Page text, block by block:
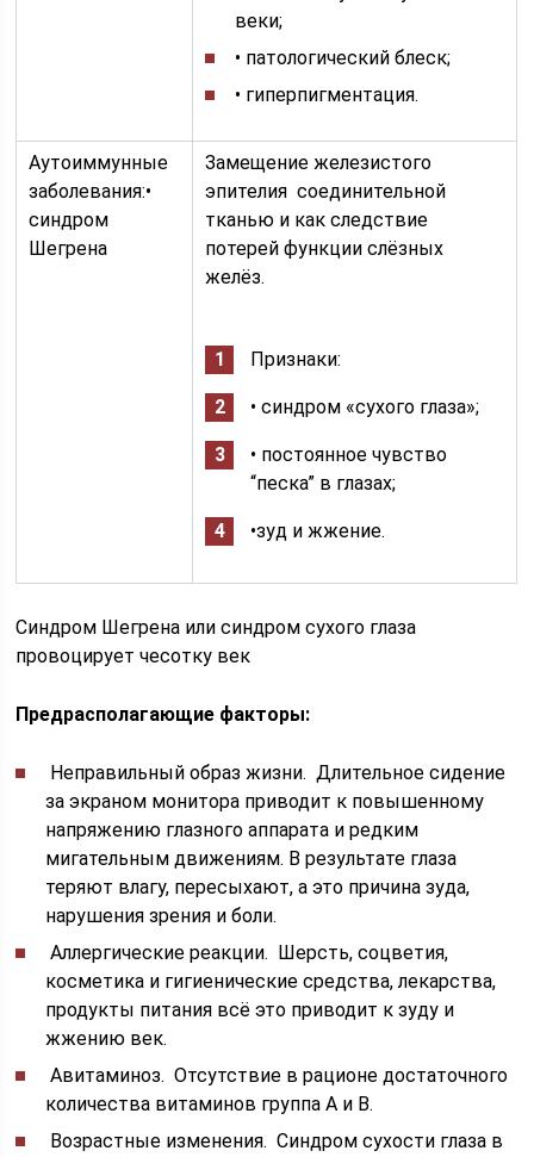
веки;
• патологический блеск;
• гиперпигментация.
Аутоиммунные
заболевания:•
синдром
Шегрена
Замещение железистого
эпителия соединительной
тканью и как следствие
потерей функции слёзных
желёз.
Признаки:
• синдром «сухого глаза»;
• постоянное чувство
“песка” в глазах;
•зуд и жжение.
Синдром Шегрена или синдром сухого глаза
провоцирует чесотку век
Предрасполагающие факторы:
Неправильный образ жизни. Длительное сидение
за экраном монитора приводит к повышенному
напряжению глазного аппарата и редким
мигательным движениям. В результате глаза
теряют влагу, пересыхают, а это причина зуда,
нарушения зрения и боли.
Аллергические реакции. Шерсть, соцветия,
косметика и гигиенические средства, лекарства,
продукты питания всё это приводит к зуду и
жжению век.
Авитаминоз. Отсутствие в рационе достаточного
количества витаминов группа А и В.
Возрастные изменения. Синдром сухости глаза в